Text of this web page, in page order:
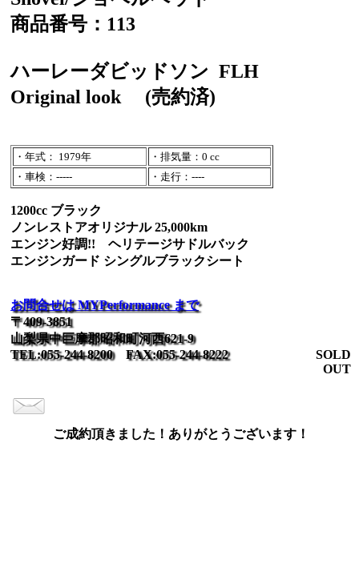
商品番号：113
ハーレーダビッドソン FLH
Original look
(売約済)
・年式： 1979年
・排気量：0 cc
・車検：-----
・走行：----
1200cc ブラック
ノンレストアオリジナル 25,000km
エンジン好調!! ヘリテージサドルバック
エンジンガード シングルブラックシート
お問合せは MYPerformance まで
〒409-3851
山梨県中巨摩郡昭和町河西621-9
TEL:055-244-8200 FAX:055-244-8222
SOLD
OUT
ご成約頂きました！ありがとうございます！